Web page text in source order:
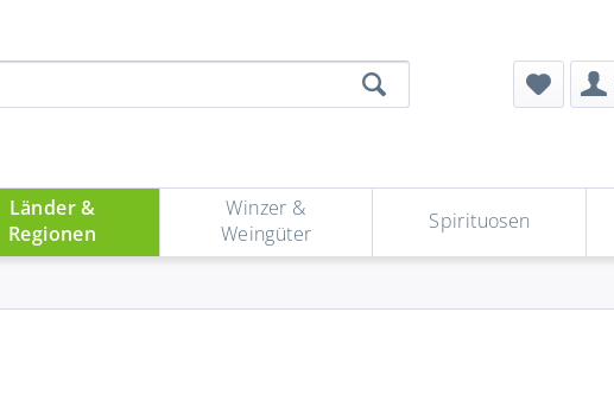
Länder &
Regionen
Winzer &
Weingüter
Spirituosen